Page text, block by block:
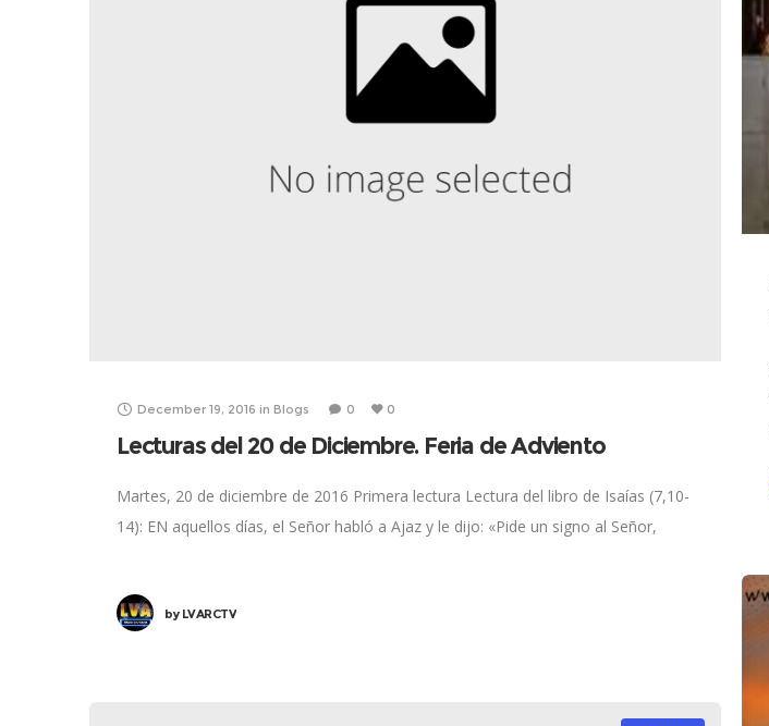
December 19, 2016 in Blogs 0 0
Lecturas del 20 de Diciembre. Feria de Adviento
Martes, 20 de diciembre de 2016 Primera lectura Lectura del libro de Isaías (7,10-
14): EN aquellos días, el Señor habló a Ajaz y le dijo: «Pide un signo al Señor,
byLVARCTV